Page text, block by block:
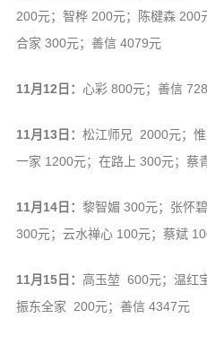
200元；智桦 200元；陈楗森 200
合家 300元；善信 4079元
11月12日： 心彩 800元；善信
11月13日： 松江师兄 2000元；
一家 1200元；在路上 300元；蔡
11月14日： 黎智媚 300元；张怀
300元；云水禅心 100元；蔡斌
11月15日： 高玉堃 600元；温红
振东全家 200元；善信 4347元